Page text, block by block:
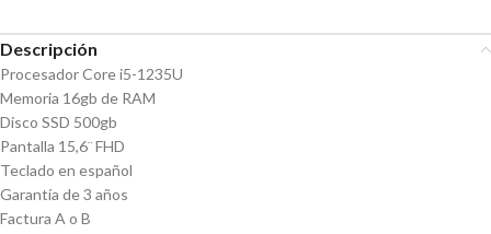
Descripción
Procesador Core i5-1235U
Memoria 16gb de RAM
Disco SSD 500gb
Pantalla 15,6¨ FHD
Teclado en español
Garantía de 3 años
Factura A o B